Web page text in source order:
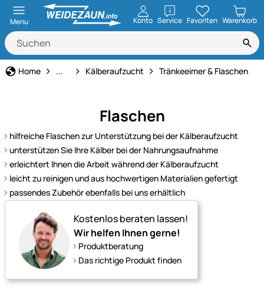
Menu Konto ServiceöffnenFavoriten Warenkorb
Home Rinderhaltung
... Kälberaufzucht Tränkeeimer & Flaschen
Flaschen
hilfreiche Flaschen zur Unterstützung bei der Kälberaufzucht
unterstützen Sie Ihre Kälber bei der Nahrungsaufnahme
erleichtert Ihnen die Arbeit während der Kälberaufzucht
leicht zu reinigen und aus hochwertigen Materialien gefertigt
passendes Zubehör ebenfalls bei uns erhältlich
Kostenlos beraten lassen!
Wir helfen Ihnen gerne!
Produktberatung
Das richtige Produkt finden